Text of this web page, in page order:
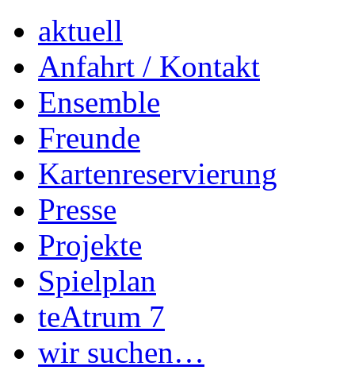
aktuell
Anfahrt / Kontakt
Ensemble
Freunde
Kartenreservierung
Presse
Projekte
Spielplan
teAtrum 7
wir suchen…